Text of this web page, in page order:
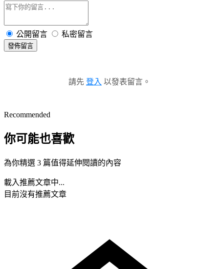
公開留言 私密留言
發佈留言
請先 登入 以發表留言。
Recommended
你可能也喜歡
為你精選 3 篇值得延伸閱讀的內容
載入推薦文章中...
目前沒有推薦文章